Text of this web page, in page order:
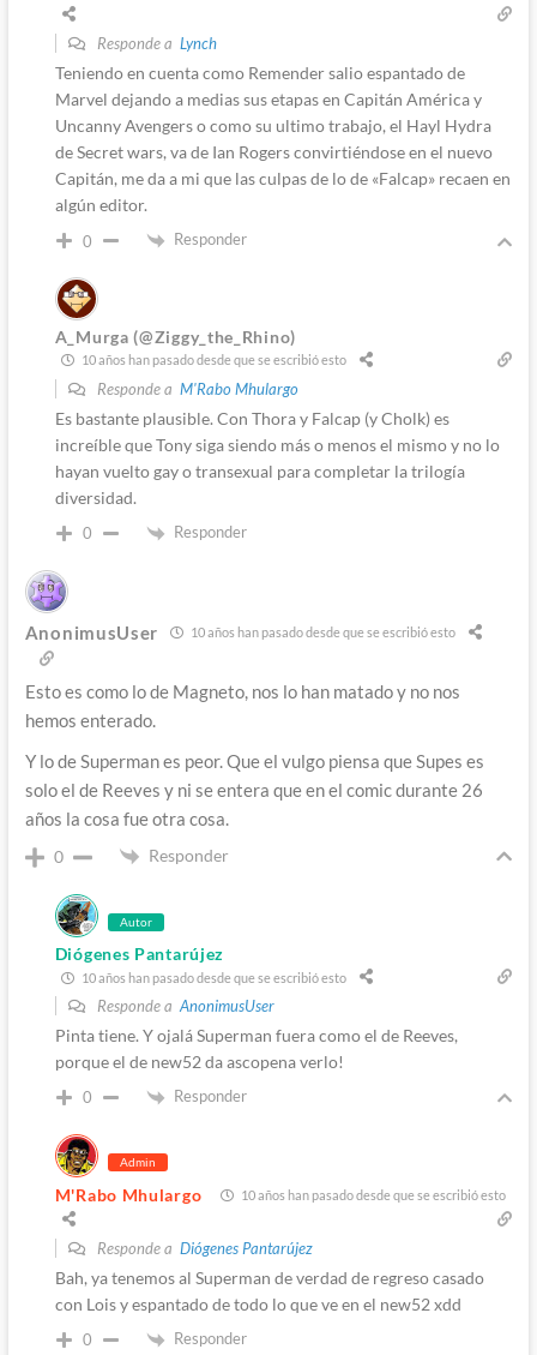
Responde a Lynch
Teniendo en cuenta como Remender salio espantado de
Marvel dejando a medias sus etapas en Capitán América y
Uncanny Avengers o como su ultimo trabajo, el Hayl Hydra
de Secret wars, va de Ian Rogers convirtiéndose en el nuevo
Capitán, me da a mi que las culpas de lo de «Falcap» recaen en
algún editor.
0 Responder
A_Murga (@Ziggy_the_Rhino)
10 años han pasado desde que se escribió esto
Responde a M'Rabo Mhulargo
Es bastante plausible. Con Thora y Falcap (y Cholk) es
increíble que Tony siga siendo más o menos el mismo y no lo
hayan vuelto gay o transexual para completar la trilogía
diversidad.
0 Responder
AnonimusUser 10 años han pasado desde que se escribió esto
Esto es como lo de Magneto, nos lo han matado y no nos
hemos enterado.
Y lo de Superman es peor. Que el vulgo piensa que Supes es
solo el de Reeves y ni se entera que en el comic durante 26
años la cosa fue otra cosa.
0 Responder
Autor
Diógenes Pantarújez
10 años han pasado desde que se escribió esto
Responde a AnonimusUser
Pinta tiene. Y ojalá Superman fuera como el de Reeves,
porque el de new52 da ascopena verlo!
0 Responder
Admin
M'Rabo Mhulargo 10 años han pasado desde que se escribió esto
Responde a Diógenes Pantarújez
Bah, ya tenemos al Superman de verdad de regreso casado
con Lois y espantado de todo lo que ve en el new52 xdd
0 Responder